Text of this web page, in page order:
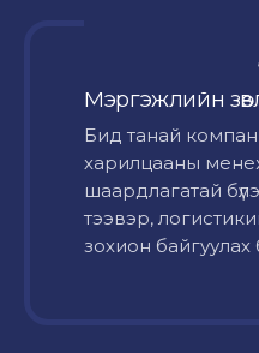
Мэргэжлийн
Бид танай
харилцааны
шаардлагатай
тээвэр,
зохион